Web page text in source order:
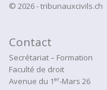
© 2026 - tribunauxcivils.ch
Contact
Secrétariat – Formation
Faculté de droit
Avenue du 1er-Mars 26